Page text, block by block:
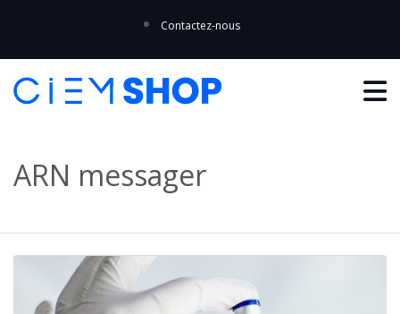
Contactez-nous
ARN messager